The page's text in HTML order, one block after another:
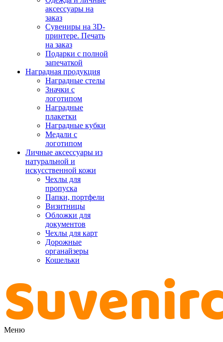
аксессуары на
заказ
Сувениры на 3D-
принтере. Печать
на заказ
Подарки с полной
запечаткой
Наградная продукция
Наградные стелы
Значки с
логотипом
Наградные
плакетки
Наградные кубки
Медали с
логотипом
Личные аксессуары из
натуральной и
искусственной кожи
Чехлы для
пропуска
Папки, портфели
Визитницы
Обложки для
документов
Чехлы для карт
Дорожные
органайзеры
Кошельки
Меню